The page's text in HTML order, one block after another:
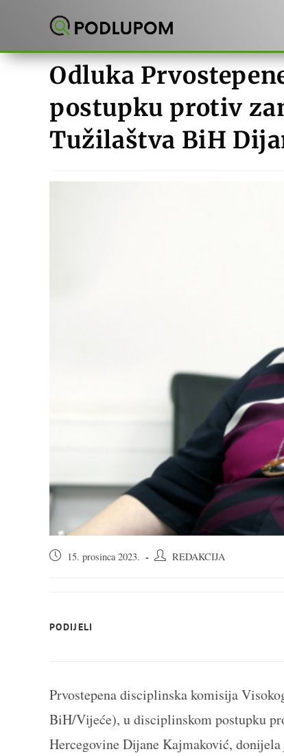
Odluka
postupku protiv
Tužilaštva BiH
Objava15. prosinca 2023.
AutorREDAKCIJA
PODIJELI
Prvostepena disciplinska komisija
BiH/Vijeće), u disciplinskom postupku
Hercegovine Dijane Kajmaković,